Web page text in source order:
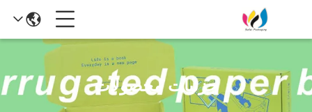
جزئیات محصولات